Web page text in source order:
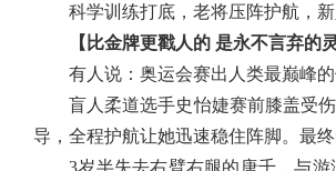
科学训练打底，老将压阵护航，
【比金牌更戳人的 是永不言弃的
有人说：奥运会赛出人类最巅峰
盲人柔道选手史怡婕赛前膝盖受
导，全程护航让她迅速稳住阵脚。最
3岁半失去右臂右腿的唐千，与